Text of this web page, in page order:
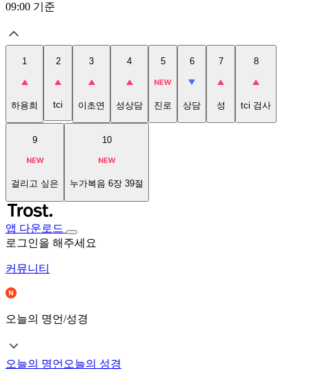
09:00 기준
1
하용희
2
tci
3
이초연
4
성상담
5
진로
6
상담
7
성
8
tci 검사
9
걸리고 싶은
10
누가복음 6장 39절
앱 다운로드
로그인을 해주세요
커뮤니티
오늘의 명언/성경
오늘의 명언 오늘의 성경